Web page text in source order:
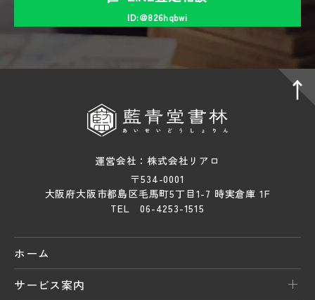
ID:＠826hqbwi
運営会社：株式会社リアロ
〒534-0001
大阪府大阪市都島区毛馬町5丁目1-7 時実倉庫 1F
TEL 06-4253-1515
ホーム
サービス案内